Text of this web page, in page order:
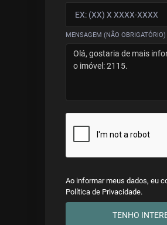
MENSAGEM (NÃO OBRIGATÓRIO)
Ao informar meus dados, eu
Política de Privacidade.
TENHO